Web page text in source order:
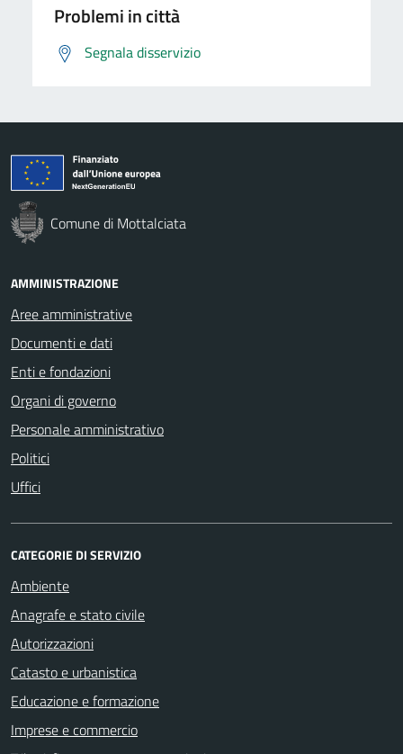
Problemi in città
Segnala disservizio
Comune di Mottalciata
AMMINISTRAZIONE
Aree amministrative
Documenti e dati
Enti e fondazioni
Organi di governo
Personale amministrativo
Politici
Uffici
CATEGORIE DI SERVIZIO
Ambiente
Anagrafe e stato civile
Autorizzazioni
Catasto e urbanistica
Educazione e formazione
Imprese e commercio